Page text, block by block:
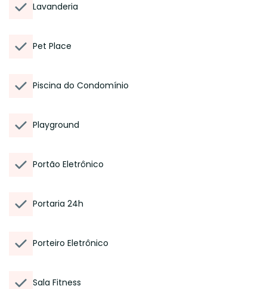
Lavanderia
Pet Place
Piscina do Condomínio
Playground
Portão Eletrônico
Portaria 24h
Porteiro Eletrônico
Sala Fitness